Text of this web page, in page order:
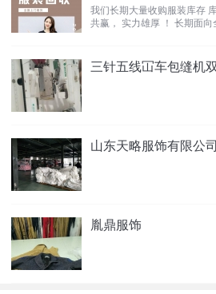
我们长期大量收购服装库存
共赢， 实力雄厚 ！ 长期面
三针五线冚车包缝机
山东天略服饰有限公司
胤鼎服饰